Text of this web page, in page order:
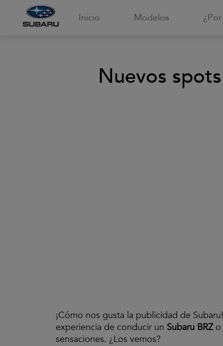
Inicio Modelos
Nuevos
¡Cómo nos gusta la publicidad de
experiencia de conducir un Subaru BRZo
sensaciones. ¿Los vemos?